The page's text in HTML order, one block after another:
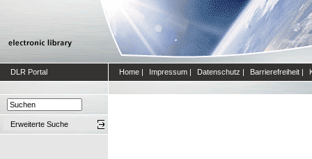
DLR Portal Home | Impressum | Datenschutz | Barrierefreiheit |
Erweiterte Suche